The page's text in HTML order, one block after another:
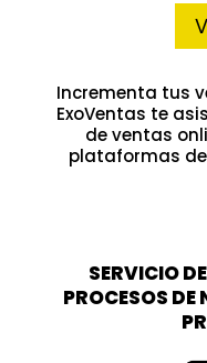
Incrementa tus
ExoVentas te
de ventas
plataformas
SERVICIO
PROCESOS DE